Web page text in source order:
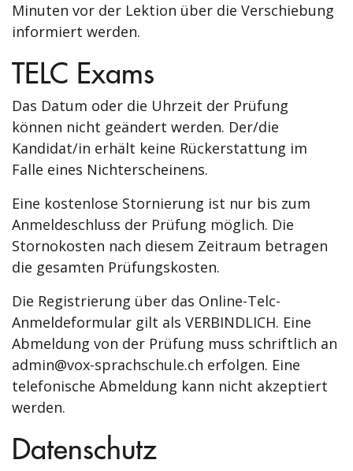
Minuten vor der Lektion über die Verschiebung
informiert werden.
TELC Exams
Das Datum oder die Uhrzeit der Prüfung
können nicht geändert werden. Der/die
Kandidat/in erhält keine Rückerstattung im
Falle eines Nichterscheinens.
Eine kostenlose Stornierung ist nur bis zum
Anmeldeschluss der Prüfung möglich. Die
Stornokosten nach diesem Zeitraum betragen
die gesamten Prüfungskosten.
Die Registrierung über das Online-Telc-
Anmeldeformular gilt als VERBINDLICH. Eine
Abmeldung von der Prüfung muss schriftlich an
admin@vox-sprachschule.ch erfolgen. Eine
telefonische Abmeldung kann nicht akzeptiert
werden.
Datenschutz